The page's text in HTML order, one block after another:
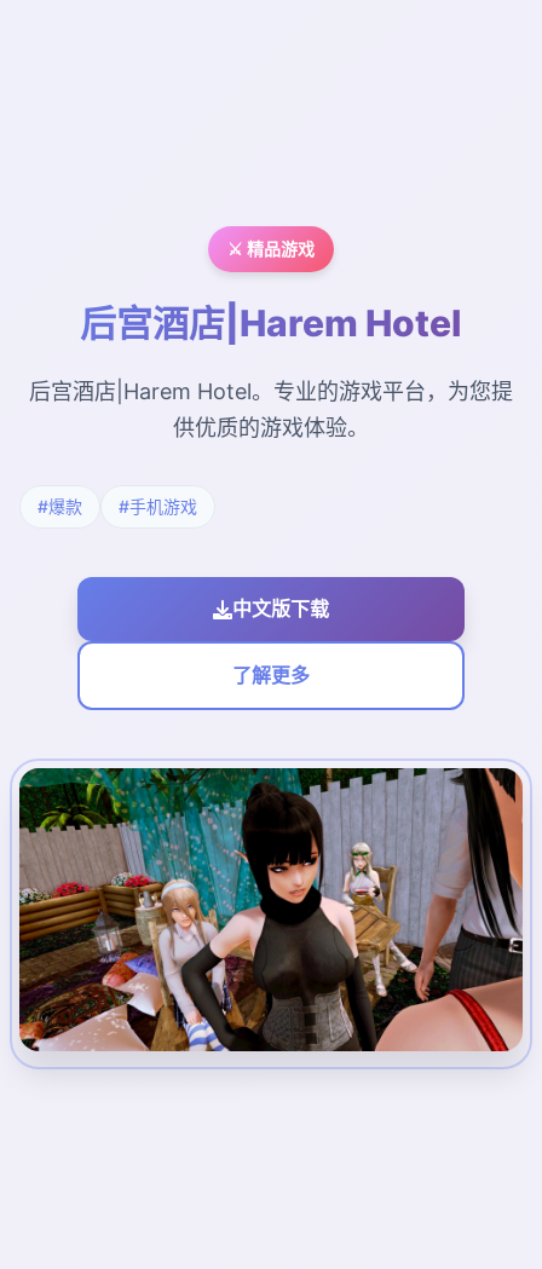
⚔️ 精品游戏
后宫酒店|Harem Hotel
后宫酒店|Harem Hotel。专业的游戏平台，为您提
供优质的游戏体验。
#爆款 #手机游戏
中文版下载
了解更多